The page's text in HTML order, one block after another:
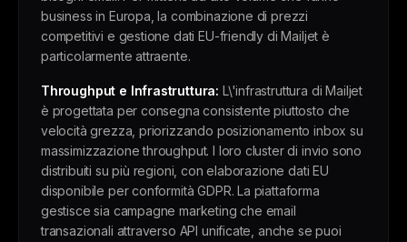
business in Europa, la combinazione di prezzi
competitivi e gestione dati EU-friendly di Mailjet è
particolarmente attraente.
Throughput e Infrastruttura: L\'infrastruttura di Mailjet
è progettata per consegna consistente piuttosto che
velocità grezza, priorizzando posizionamento inbox su
massimizzazione throughput. I loro cluster di invio sono
distribuiti su più regioni, con elaborazione dati EU
disponibile per conformità GDPR. La piattaforma
gestisce sia campagne marketing che email
transazionali attraverso API unificate, anche se puoi